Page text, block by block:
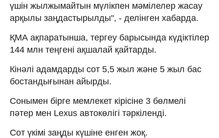
үшін жылжымайтын мүлікпен мәмілелер жасау
арқылы заңдастырылды", - делінген хабарда.
ҚМА ақпаратынша, тергеу барысында күдіктілер
144 млн теңгені ақшалай қайтарды.
Кінәлі адамдарды сот 5,5 жыл және 5 жыл бас
бостандығынан айырды.
Сонымен бірге мемлекет кірісіне 3 бөлмелі
пәтер мен Lexus автокөлігі тәркіленді.
Сот үкімі заңды күшіне енген жоқ.